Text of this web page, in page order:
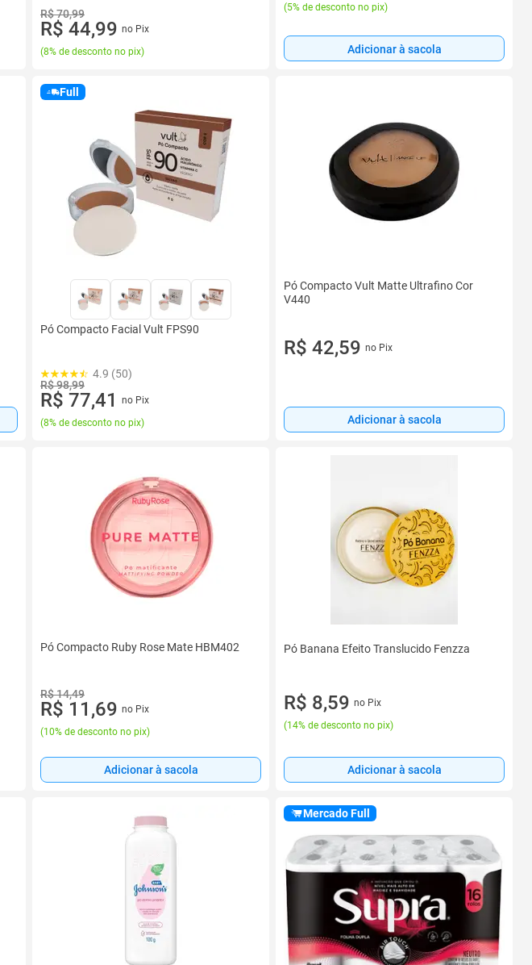
R$ 70,99
R$ 44,99 no Pix
(8% de desconto no pix)
(5% de desconto no pix)
Adicionar à sacola
Full
Pó Compacto Facial Vult FPS90
4.9 (50)
R$ 98,99
R$ 77,41
no Pix
(8% de desconto no pix)
Pó Compacto Vult Matte Ultrafino Cor
V440
R$ 42,59 no Pix
Adicionar à sacola
Pó Compacto Ruby Rose Mate HBM402
R$ 14,49
R$ 11,69 no Pix
(10% de desconto no pix)
Adicionar à sacola
Pó Banana Efeito Translucido Fenzza
R$ 8,59 no Pix
(14% de desconto no pix)
Adicionar à sacola
Mercado Full